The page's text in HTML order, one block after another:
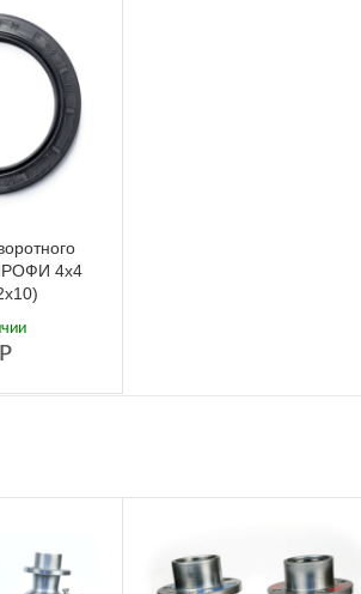
4х4
Р